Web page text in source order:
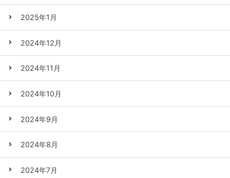
2025年1月
2024年12月
2024年11月
2024年10月
2024年9月
2024年8月
2024年7月